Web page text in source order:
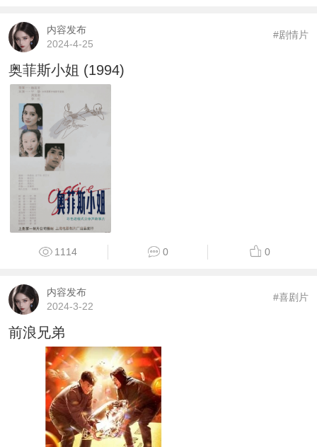
内容发布
2024-4-25
#剧情片
奥菲斯小姐 (1994)
1114 0 0
内容发布
2024-3-22
#喜剧片
前浪兄弟